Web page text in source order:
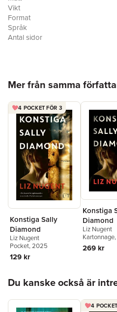
Vikt
Format
Språk
Antal sidor
Mer från samma
4 POCKET FÖR 3
Konstiga Sally
Diamond
Liz Nugent
Pocket, 2025
129 kr
Konstiga
Diamond
Liz Nugent
Kartonnage
269 kr
Du kanske också är
4